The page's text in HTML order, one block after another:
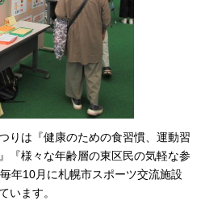
りは『健康のための食習慣、運動習
『様々な年齢層の東区民の気軽な参
年10月に札幌市スポーツ交流施設
います。